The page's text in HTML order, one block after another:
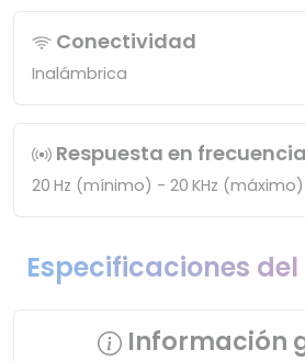
Conectividad
Inalámbrica
Respuesta en frecuencia
20 Hz (mínimo) - 20 KHz (máximo)
Especificaciones del
Información